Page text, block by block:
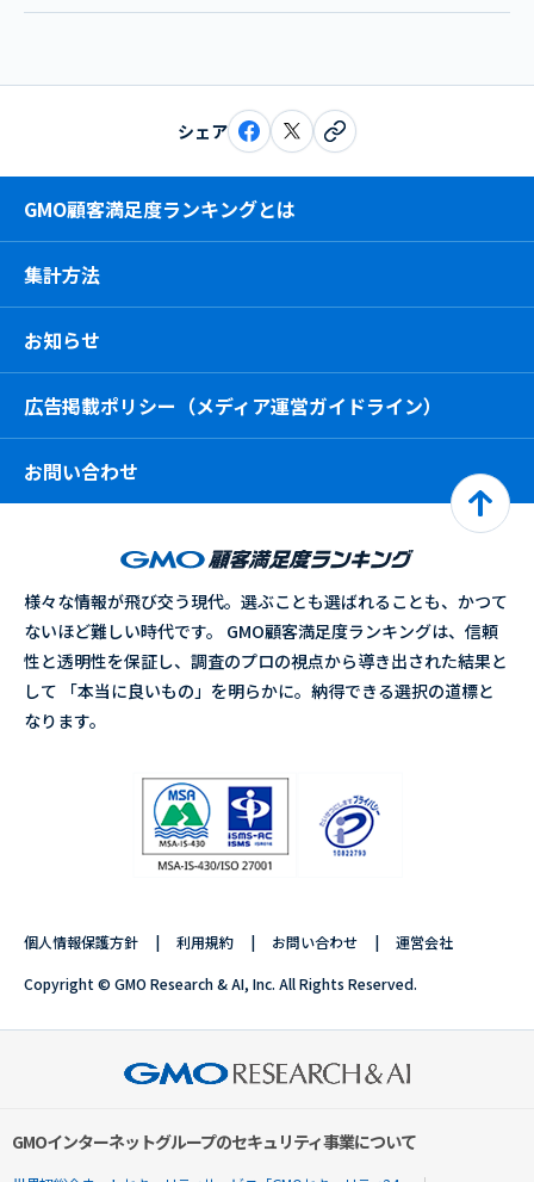
シェア
GMO顧客満足度ランキングとは
集計方法
お知らせ
広告掲載ポリシー（メディア運営ガイドライン）
お問い合わせ
様々な情報が飛び交う現代。選ぶことも選ばれることも、かつて
ないほど難しい時代です。 GMO顧客満足度ランキングは、信頼
性と透明性を保証し、調査のプロの視点から導き出された結果と
して 「本当に良いもの」を明らかに。納得できる選択の道標と
なります。
個人情報保護方針 利用規約 お問い合わせ 運営会社
Copyright © GMO Research & AI, Inc. All Rights Reserved.
GMOインターネットグループのセキュリティ事業について